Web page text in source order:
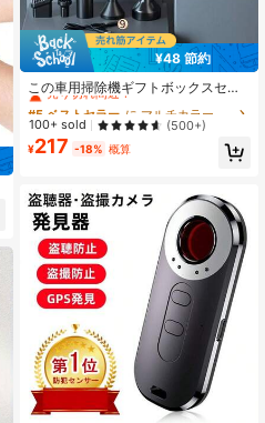
¥48 節約
この車用掃除機ギフトボックスセッ
トには、6000PAの掃除機と7つのア
クセサリーが含まれています。この
強力なワイヤレス掃除機は、車、家
庭、アウトドアに適しており、強力
#5 ベストセラー
に マルチカラー ダスターとポータブル掃除機
売り切れ間近！
#5 ベストセラー
売り切れ間近！
#5 ベストセラー
売り切れ間近！
#5 ベストセラー
に マルチカラー ダスターとポータブル掃除機
100+ sold (500+)
¥217 -18% 概算